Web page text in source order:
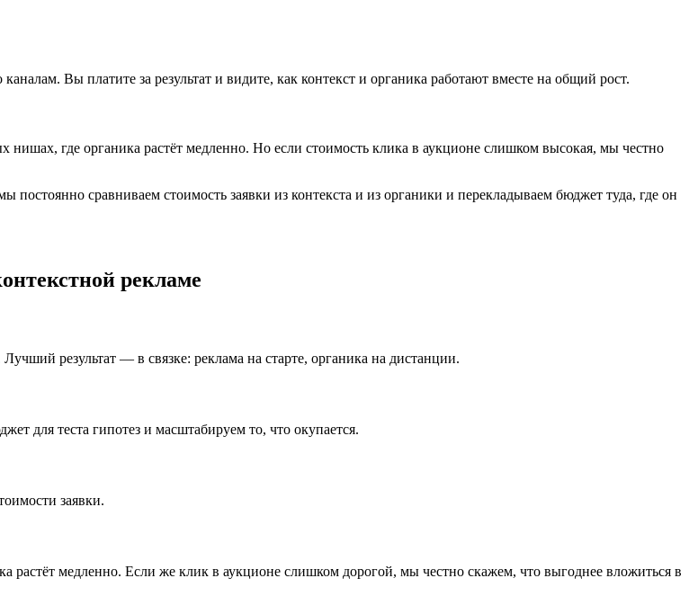
Вы платите за результат и видите, как контекст и органика работают вместе на общий рост.
нишах, где органика растёт медленно. Но если стоимость клика в аукционе слишком высокая, мы честно
сравниваем стоимость заявки из контекста и из органики и перекладываем бюджет туда, где он
рекламе
результат — в связке: реклама на старте, органика на дистанции.
для теста гипотез и масштабируем то, что окупается.
заявки.
растёт медленно. Если же клик в аукционе слишком дорогой, мы честно скажем, что выгоднее вложиться в